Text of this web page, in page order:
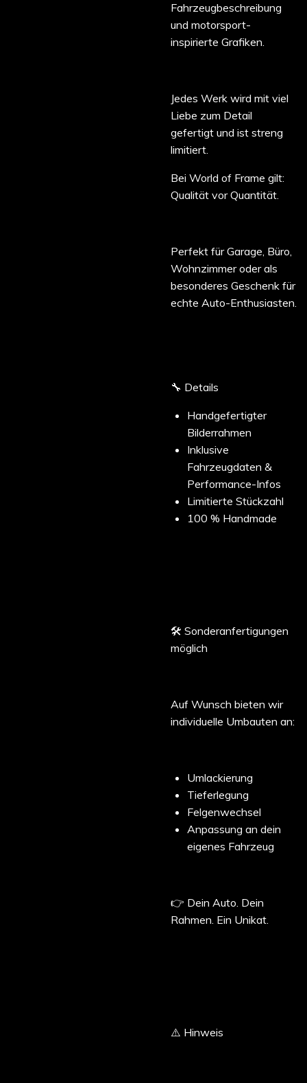
Fahrzeugbeschreibung
und motorsport-
inspirierte Grafiken.
Jedes Werk wird mit viel
Liebe zum Detail
gefertigt und ist streng
limitiert.
Bei World of Frame gilt:
Qualität vor Quantität.
Perfekt für Garage, Büro,
Wohnzimmer oder als
besonderes Geschenk für
echte Auto-Enthusiasten.
🔧 Details
Handgefertigter
Bilderrahmen
Inklusive
Fahrzeugdaten &
Performance-Infos
Limitierte Stückzahl
100 % Handmade
🛠️ Sonderanfertigungen
möglich
Auf Wunsch bieten wir
individuelle Umbauten an:
Umlackierung
Tieferlegung
Felgenwechsel
Anpassung an dein
eigenes Fahrzeug
👉 Dein Auto. Dein
Rahmen. Ein Unikat.
⚠️ Hinweis